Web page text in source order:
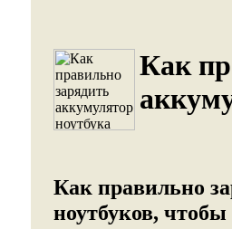
Как
Как правильно
ноутбуков,